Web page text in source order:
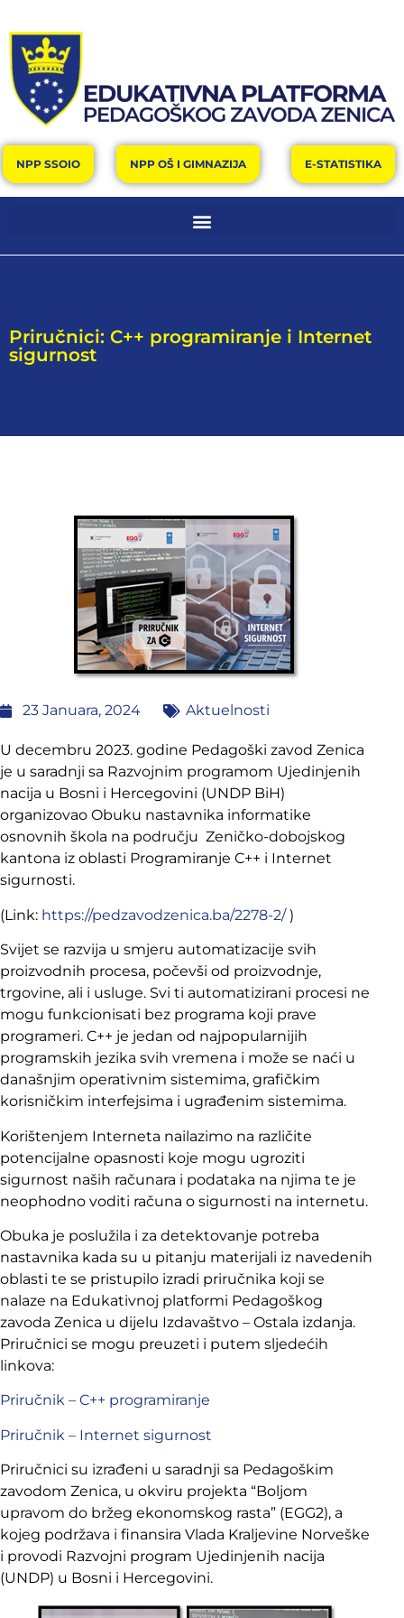
NPP SSOIO NPP OŠ I GIMNAZIJA E-STATISTIKA
Priručnici: C++ programiranje i Internet
sigurnost
23 Januara, 2024 Aktuelnosti
U decembru 2023. godine Pedagoški zavod Zenica
je u saradnji sa Razvojnim programom Ujedinjenih
nacija u Bosni i Hercegovini (UNDP BiH)
organizovao Obuku nastavnika informatike
osnovnih škola na području Zeničko-dobojskog
kantona iz oblasti Programiranje C++ i Internet
sigurnosti.
(Link: https://pedzavodzenica.ba/2278-2/)
Svijet se razvija u smjeru automatizacije svih
proizvodnih procesa, počevši od proizvodnje,
trgovine, ali i usluge. Svi ti automatizirani procesi ne
mogu funkcionisati bez programa koji prave
programeri. C++ je jedan od najpopularnijih
programskih jezika svih vremena i može se naći u
današnjim operativnim sistemima, grafičkim
korisničkim interfejsima i ugrađenim sistemima.
Korištenjem Interneta nailazimo na različite
potencijalne opasnosti koje mogu ugroziti
sigurnost naših računara i podataka na njima te je
neophodno voditi računa o sigurnosti na internetu.
Obuka je poslužila i za detektovanje potreba
nastavnika kada su u pitanju materijali iz navedenih
oblasti te se pristupilo izradi priručnika koji se
nalaze na Edukativnoj platformi Pedagoškog
zavoda Zenica u dijelu Izdavaštvo – Ostala izdanja.
Priručnici se mogu preuzeti i putem sljedećih
linkova:
Priručnik – C++ programiranje
Priručnik – Internet sigurnost
Priručnici su izrađeni u saradnji sa Pedagoškim
zavodom Zenica, u okviru projekta “Boljom
upravom do bržeg ekonomskog rasta” (EGG2), a
kojeg podržava i finansira Vlada Kraljevine Norveške
i provodi Razvojni program Ujedinjenih nacija
(UNDP) u Bosni i Hercegovini.